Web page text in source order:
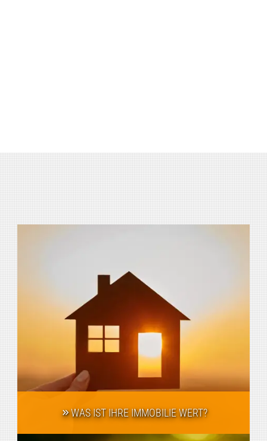
WAS IST IHRE IMMOBILIE WERT?